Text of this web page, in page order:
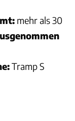
mehr als 30
Tramp S